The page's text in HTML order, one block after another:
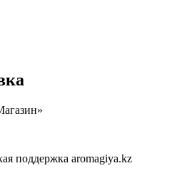
поддержка aromagiya.kz